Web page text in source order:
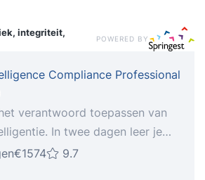
integriteit,
POWERED BY
Compliance Professional
verantwoord toepassen van
In twee dagen leer je
beoordeelt op ethiek,
en bereid je je voor
€1574 9.7